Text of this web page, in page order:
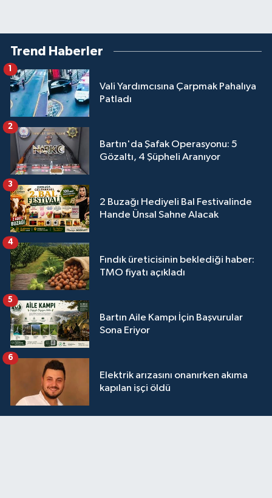
Trend Haberler
Vali Yardımcısına Çarpmak Pahalıya
Patladı
1
Bartın'da Şafak Operasyonu: 5
Gözaltı, 4 Şüpheli Aranıyor
2
2 Buzağı Hediyeli Bal Festivalinde
Hande Ünsal Sahne Alacak
3
Fındık üreticisinin beklediği haber:
TMO fiyatı açıkladı
4
Bartın Aile Kampı İçin Başvurular
Sona Eriyor
5
Elektrik arızasını onanırken akıma
kapılan işçi öldü
6